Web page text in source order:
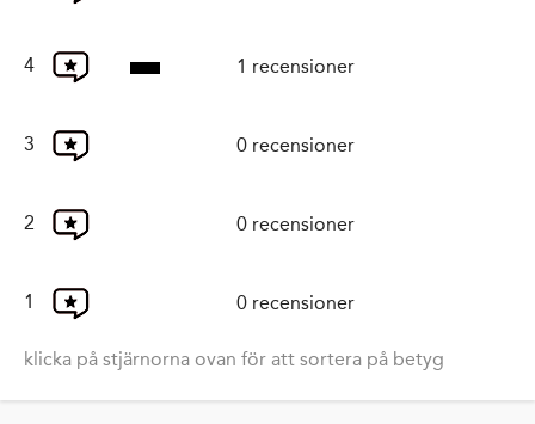
4 1 recensioner
3 0 recensioner
2 0 recensioner
1 0 recensioner
klicka på stjärnorna ovan för att sortera på betyg